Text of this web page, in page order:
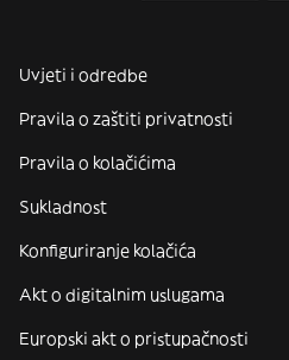
Uvjeti i odredbe
Pravila o zaštiti privatnosti
Pravila o kolačićima
Sukladnost
Konfiguriranje kolačića
Akt o digitalnim uslugama
Europski akt o pristupačnosti